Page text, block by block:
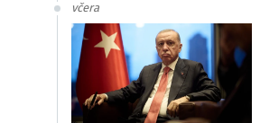
včera